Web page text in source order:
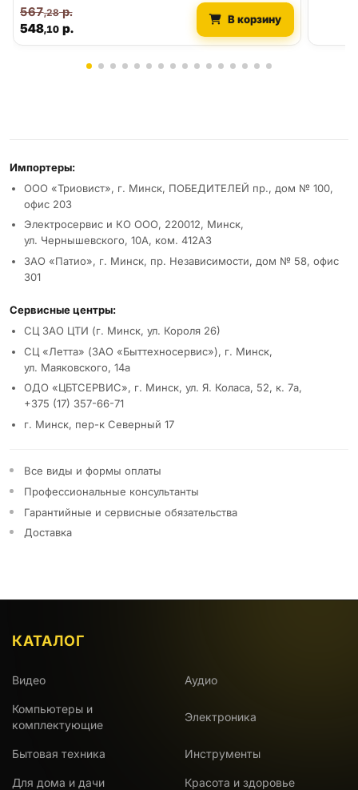
548,10 р.
567,28р.
В корзину
Реквизиты и условия
Импортеры:
ООО «Триовист», г. Минск, ПОБЕДИТЕЛЕЙ пр., дом № 100,
офис 203
Электросервис и КО ООО, 220012, Минск,
ул. Чернышевского, 10А, ком. 412А3
ЗАО «Патио», г. Минск, пр. Независимости, дом № 58, офис
301
Сервисные центры:
СЦ ЗАО ЦТИ (г. Минск, ул. Короля 26)
СЦ «Летта» (ЗАО «Быттехносервис»), г. Минск,
ул. Маяковского, 14а
ОДО «ЦБТСЕРВИС», г. Минск, ул. Я. Коласа, 52, к. 7а,
+375 (17) 357-66-71
г. Минск, пер-к Северный 17
Все виды и формы оплаты
Профессиональные консультанты
Гарантийные и сервисные обязательства
Доставка
КАТАЛОГ
Видео Аудио
Компьютеры и
комплектующие
Электроника
Бытовая техника Инструменты
Для дома и дачи Красота и здоровье